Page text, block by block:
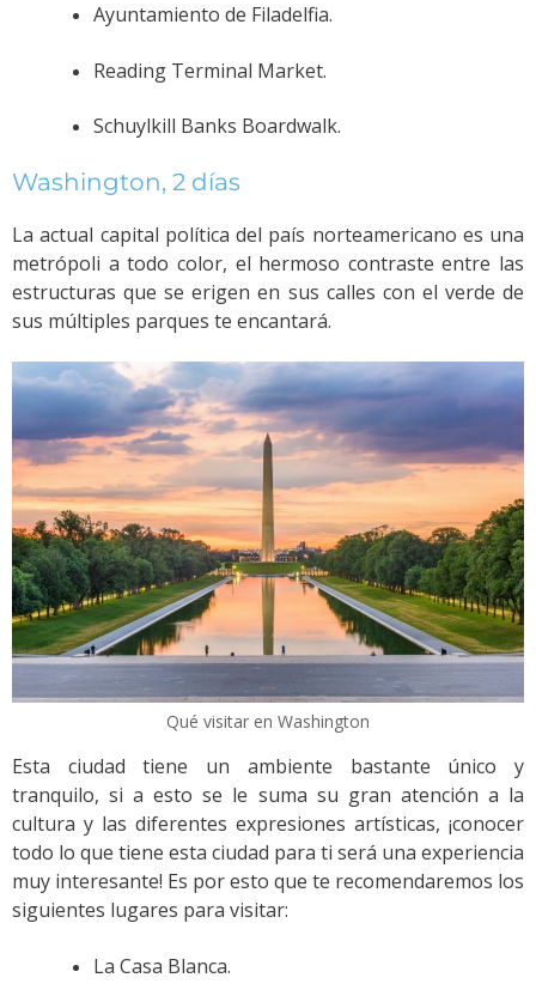
Ayuntamiento de Filadelfia.
Reading Terminal Market.
Schuylkill Banks Boardwalk.
Washington, 2 días
La actual capital política del país norteamericano es una
metrópoli a todo color, el hermoso contraste entre las
estructuras que se erigen en sus calles con el verde de
sus múltiples parques te encantará.
Qué visitar en Washington
Esta ciudad tiene un ambiente bastante único y
tranquilo, si a esto se le suma su gran atención a la
cultura y las diferentes expresiones artísticas, ¡conocer
todo lo que tiene esta ciudad para ti será una experiencia
muy interesante! Es por esto que te recomendaremos los
siguientes lugares para visitar:
La Casa Blanca.